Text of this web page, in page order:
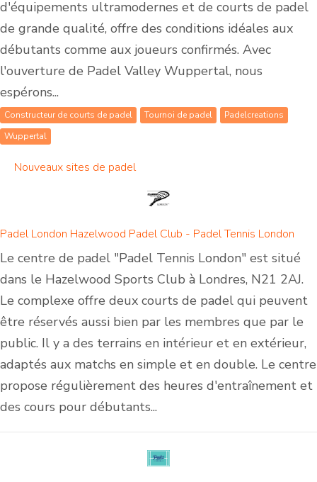
d'équipements ultramodernes et de courts de padel
de grande qualité, offre des conditions idéales aux
débutants comme aux joueurs confirmés. Avec
l'ouverture de Padel Valley Wuppertal, nous
espérons...
Constructeur de courts de padel Tournoi de padel
Padelcreations
Wuppertal
Nouveaux sites de padel
Padel London Hazelwood Padel Club - Padel Tennis London
Le centre de padel "Padel Tennis London" est situé
dans le Hazelwood Sports Club à Londres, N21 2AJ.
Le complexe offre deux courts de padel qui peuvent
être réservés aussi bien par les membres que par le
public. Il y a des terrains en intérieur et en extérieur,
adaptés aux matchs en simple et en double. Le centre
propose régulièrement des heures d'entraînement et
des cours pour débutants...